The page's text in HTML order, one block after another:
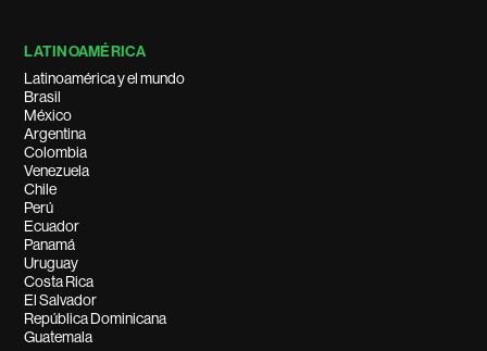
LATINOAMÉRICA
Latinoamérica y el mundo
Brasil
México
Argentina
Colombia
Venezuela
Chile
Perú
Ecuador
Panamá
Uruguay
Costa Rica
El Salvador
República Dominicana
Guatemala